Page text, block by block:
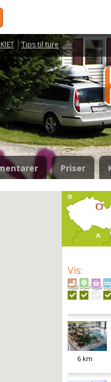
Tips til ture
Priser
Vis:
6 km